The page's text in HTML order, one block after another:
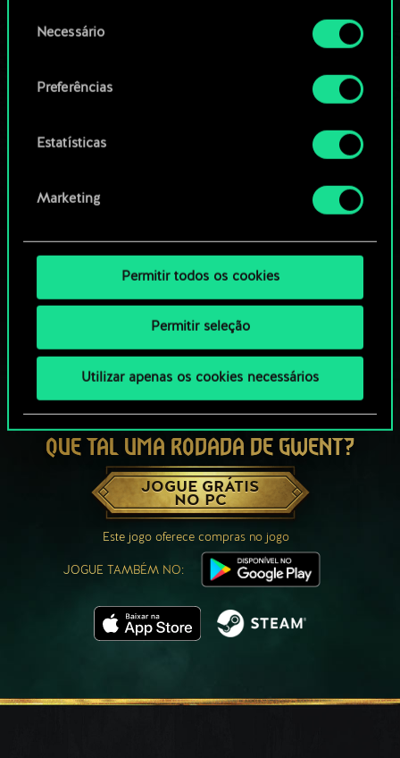
Você encontrará todos os detalhes sobre o uso
de cookies e poderá ajustar as suas preferências
no menu "Configurações" abaixo.
deNecessário
Preferências
Estatísticas
Marketing
Permitir todos os cookies
Permitir seleção
Utilizar apenas os cookies necessários
comunidade
QUE TAL UMA RODADA DE GWENT?
JOGUE GRÁTIS
NO PC
Este jogo oferece compras no jogo
JOGUE TAMBÉM NO: